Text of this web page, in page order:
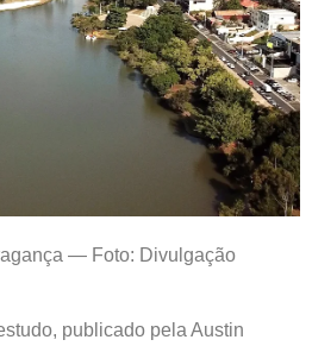
— Foto: Divulgação
publicado pela Austin